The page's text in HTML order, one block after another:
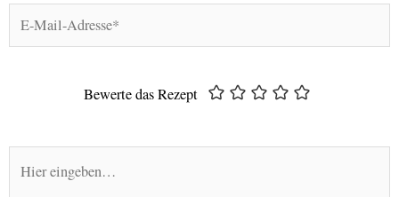
E-
Mail-
Bewerte das Rezept
eingeben…